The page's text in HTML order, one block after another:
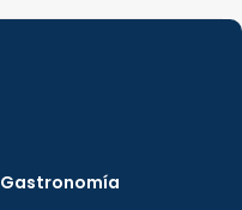
Gastronomía